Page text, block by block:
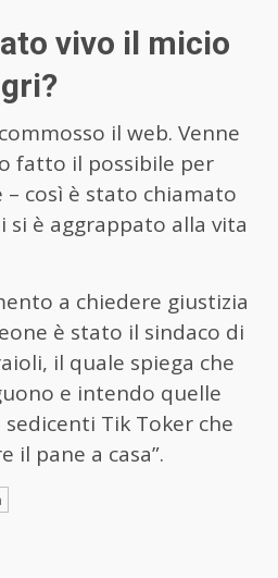
vivo il micio
il web. Venne
fatto il possibile per
– così è stato chiamato
si è aggrappato alla vita
a chiedere giustizia
è stato il sindaco di
il quale spiega che
e intendo quelle
Tik Toker che
il pane a casa”.